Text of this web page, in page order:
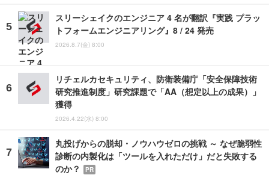
スリーシェイクのエンジニア 4 名が翻訳『実践 プラッ
トフォームエンジニアリング』8 / 24 発売
2026.8.7(金) 8:00
リチェルカセキュリティ、防衛装備庁「安全保障技術
研究推進制度」研究課題で「AA（想定以上の成果）」
獲得
2026.4.22(水) 8:00
丸投げからの脱却・ノウハウゼロの挑戦 ～ なぜ脆弱性
診断の内製化は「ツールを入れただけ」だと失敗する
のか？
PR